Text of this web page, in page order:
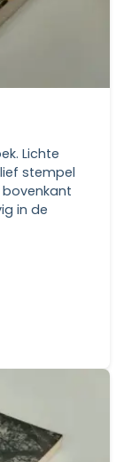
Lichte
stempel
in de